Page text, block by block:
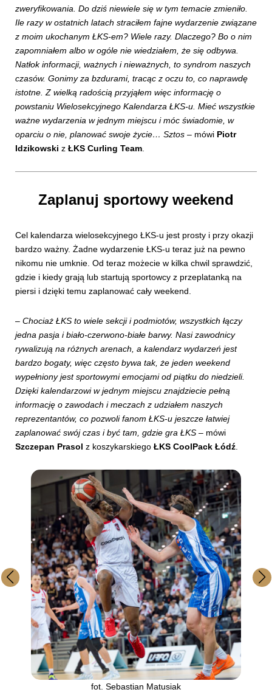
zweryfikowania. Do dziś niewiele się w tym temacie zmieniło.
Ile razy w ostatnich latach straciłem fajne wydarzenie związane
z moim ukochanym ŁKS-em? Wiele razy. Dlaczego? Bo o nim
zapomniałem albo w ogóle nie wiedziałem, że się odbywa.
Natłok informacji, ważnych i nieważnych, to syndrom naszych
czasów. Gonimy za bzdurami, tracąc z oczu to, co naprawdę
istotne. Z wielką radością przyjąłem więc informację o
powstaniu Wielosekcyjnego Kalendarza ŁKS-u. Mieć wszystkie
ważne wydarzenia w jednym miejscu i móc świadomie, w
oparciu o nie, planować swoje życie… Sztos – mówi Piotr
Idzikowski z ŁKS Curling Team
Zaplanuj sportowy weekend
Cel kalendarza wielosekcyjnego ŁKS-u jest prosty i przy okazji
bardzo ważny. Żadne wydarzenie ŁKS-u teraz już na pewno
nikomu nie umknie. Od teraz możecie w kilka chwil sprawdzić,
gdzie i kiedy grają lub startują sportowcy z przeplatanką na
piersi i dzięki temu zaplanować cały weekend.
– Chociaż ŁKS to wiele sekcji i podmiotów, wszystkich łączy
jedna pasja i biało-czerwono-białe barwy. Nasi zawodnicy
rywalizują na różnych arenach, a kalendarz wydarzeń jest
bardzo bogaty, więc często bywa tak, że jeden weekend
wypełniony jest sportowymi emocjami od piątku do niedzieli.
Dzięki kalendarzowi w jednym miejscu znajdziecie pełną
informację o zawodach i meczach z udziałem naszych
reprezentantów, co pozwoli fanom ŁKS-u jeszcze łatwiej
zaplanować swój czas i być tam, gdzie gra ŁKS – mówi
Szczepan Prasol z koszykarskiego ŁKS CoolPack Łódź
fot. Sebastian Matusiak